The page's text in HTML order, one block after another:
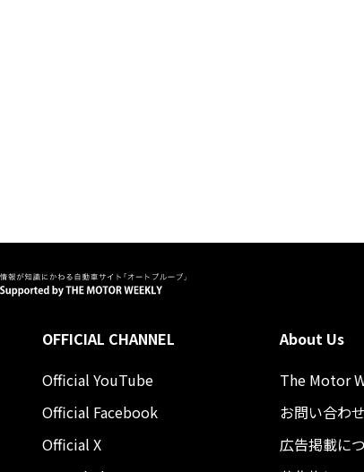
OFFICIAL CHANNEL
Official YouTube
Official Facebook
Official X
About Us
The Motor
お問い合わせ
広告掲載に